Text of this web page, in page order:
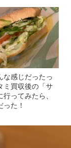
な感じだったっ
買収後の「サ
ってみたら、
た！